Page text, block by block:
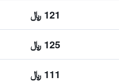
121 ﷼
125 ﷼
111 ﷼